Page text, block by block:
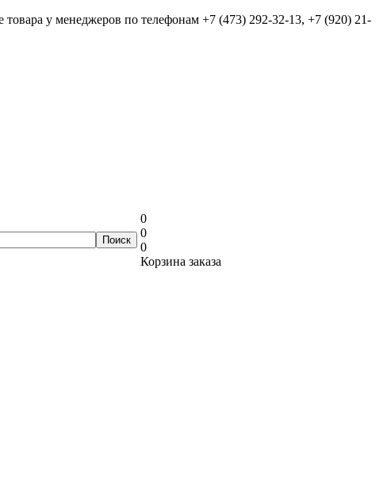
товара у менеджеров по телефонам +7 (473) 292-32-13, +7 (920) 21-
0
0
0
Корзина заказа